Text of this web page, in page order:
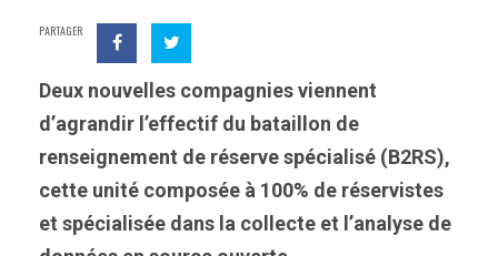
PARTAGER
Deux nouvelles compagnies viennent
d’agrandir l’effectif du bataillon de
renseignement de réserve spécialisé (B2RS),
cette unité composée à 100% de réservistes
et spécialisée dans la collecte et l’analyse de